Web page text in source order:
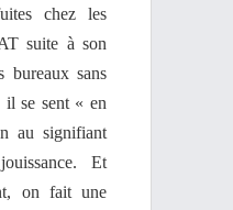
chez les
suite à son
bureaux sans
il se sent « en
au signifiant
Et
on fait une